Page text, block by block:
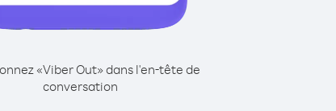
«Viber Out» dans l'en-tête de
conversation